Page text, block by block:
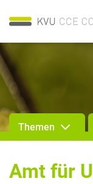
Themen
Amt für